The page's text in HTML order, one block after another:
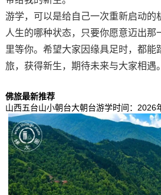
游学， 可以是给自己一次重新启动的
人生的哪种状态，只要你愿意迈出那
里等你。希望大家因缘具足时，都能
旅，获得新生， 期待未来与大家相遇。
佛旅最新推荐
山西五台山小朝台大朝台游学时间：2026